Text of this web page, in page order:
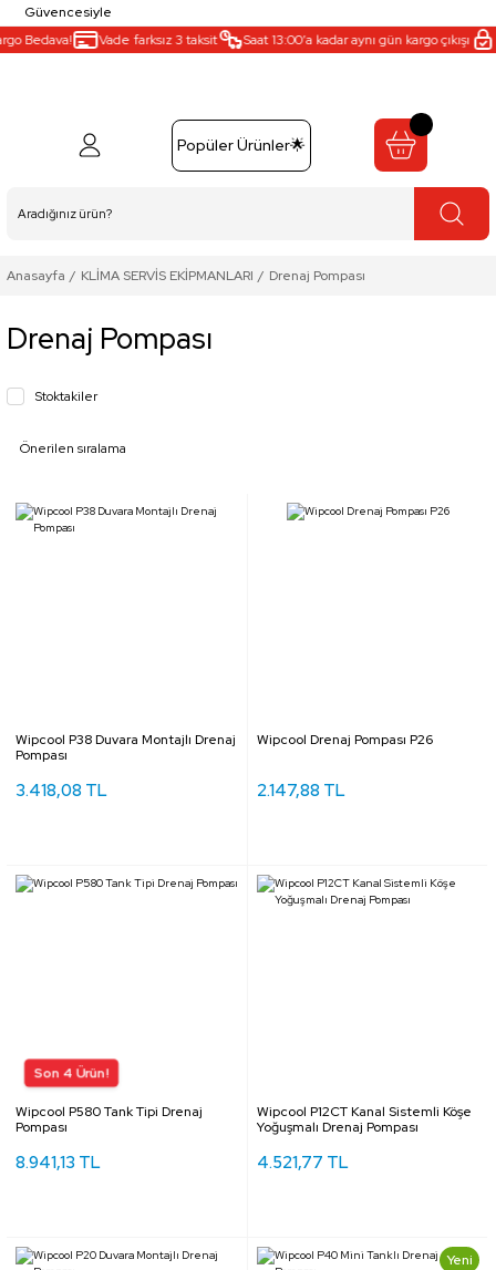
Güvencesiyle
Bedava!
Vade farksız 3 taksit Saat 13:00’a kadar aynı gün kargo çıkışı
Popüler Ürünler🌟
Anasayfa KLİMA SERVİS EKİPMANLARI Drenaj Pompası
Drenaj Pompası
Stoktakiler
Wipcool P38 Duvara Montajlı Drenaj
Pompası
3.418,08 TL
Wipcool Drenaj Pompası P26
2.147,88 TL
Wipcool P580 Tank Tipi Drenaj
Pompası
8.941,13 TL
Wipcool P12CT Kanal Sistemli Köşe
Yoğuşmalı Drenaj Pompası
4.521,77 TL
Yeni